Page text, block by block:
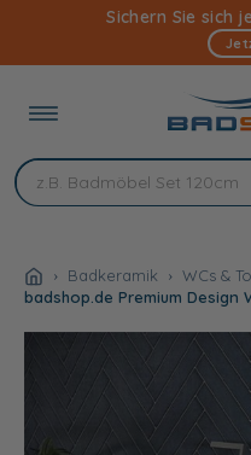
Inhalt
Sichern Sie sich
Badkeramik
WCs &
badshop.de Premium Design